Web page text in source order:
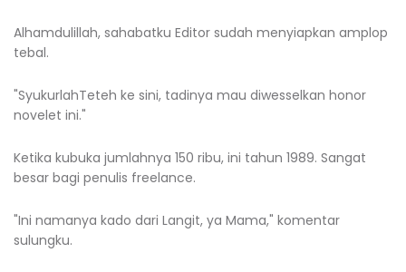
Alhamdulillah, sahabatku Editor sudah menyiapkan amplop
tebal.
"SyukurlahTeteh ke sini, tadinya mau diwesselkan honor
novelet ini."
Ketika kubuka jumlahnya 150 ribu, ini tahun 1989. Sangat
besar bagi penulis freelance.
"Ini namanya kado dari Langit, ya Mama," komentar
sulungku.